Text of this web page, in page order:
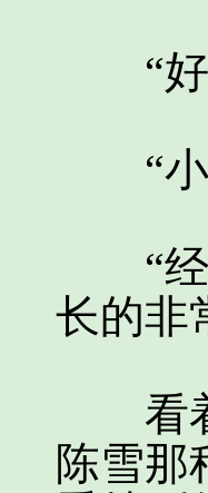
“好
“小
“经
长的非
看着
陈雪那